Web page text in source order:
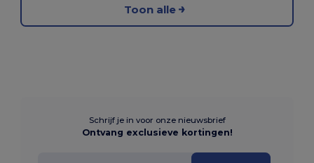
Toon alle
Schrijf je in voor onze nieuwsbrief
Ontvang exclusieve kortingen!